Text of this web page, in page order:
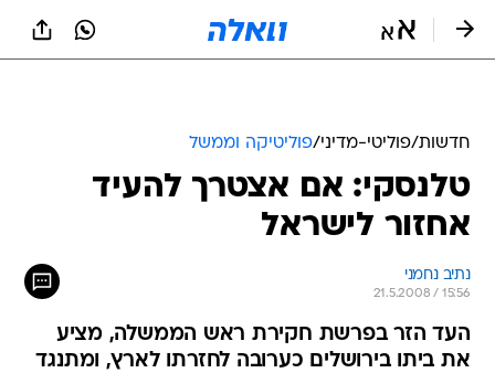
חדשות/פוליטי-מדיני/פוליטיקה וממשל
טלנסקי: אם אצטרך להעיד
אחזור לישראל
נתיב נחמני
21.5.2008 / 15:56
העד הזר בפרשת חקירת ראש הממשלה, מציע
את ביתו בירושלים כערובה לחזרתו לארץ, ומתנגד